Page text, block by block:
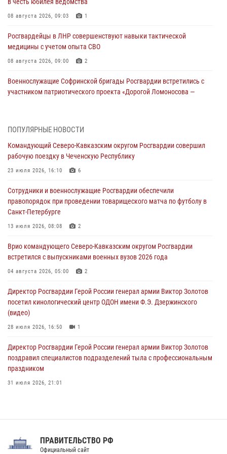
08 августа 2026, 09:03 1
Росгвардейцы в ЛНР совершенствуют навыки тактической
медицины с учетом опыта СВО
08 августа 2026, 09:00 2
Военнослужащие Софринской бригады Росгвардии встретились с
участником патриотического проекта «Дорогой Ломоносова —
Кузбассе
08 августа 2026, 07:00
исполнилось 20 лет
08 августа 2026, 07:00
В Кабардино-Балкарии сотрудники Росгвардии провели турнир по
08 августа 2026, 07:00
В Москве росгвардейцы оказали помощь медикам и девушке с
08 августа 2026, 06:32 1
ПОПУЛЯРНЫЕ НОВОСТИ
Командующий Северо-Кавказским округом Росгвардии совершил
рабочую поездку в Чеченскую Республику
23 июля 2026, 16:10 6
Сотрудники и военнослужащие Росгвардии обеспечили
правопорядок при проведении товарищеского матча по футболу в
Санкт-Петербурге
13 июля 2026, 08:08 2
Врио командующего Северо-Кавказским округом Росгвардии
встретился с выпускниками военных вузов 2026 года
04 августа 2026, 05:00 2
Директор Росгвардии Герой России генерал армии Виктор Золотов
посетил кинологический центр ОДОН имени Ф.Э. Дзержинского
(видео)
28 июля 2026, 16:50 1
Директор Росгвардии Герой России генерал армии Виктор Золотов
поздравил специалистов подразделений тыла с профессиональным
праздником
31 июля 2026, 21:01
Праздник «Один день с Росгвардией» к 105-летию Центрального
ПРАВИТЕЛЬСТВО РФ
Официальный сайт